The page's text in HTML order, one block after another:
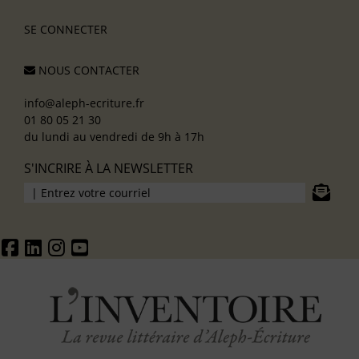
SE CONNECTER
NOUS CONTACTER
info@aleph-ecriture.fr
01 80 05 21 30
du lundi au vendredi de 9h à 17h
S'INCRIRE À LA NEWSLETTER